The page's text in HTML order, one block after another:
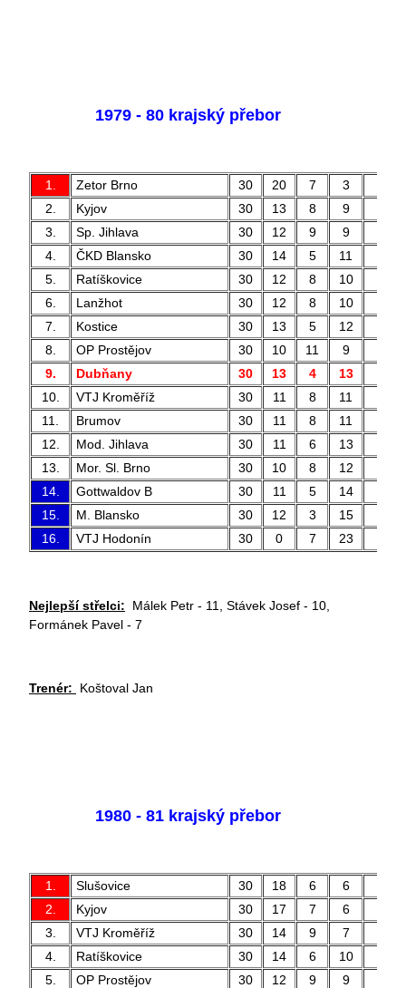
1979 - 80 krajský přebor
1. Zetor Brno 30 20 7 3
2.
Kyjov 30 13 8 9
3.
Sp. Jihlava 30 12 9 9
4.
ČKD Blansko 30 14 5 11
5.
Ratíškovice 30 12 8 10
6.
Lanžhot 30 12 8 10
7.
Kostice 30 13 5 12
8.
OP Prostějov 30 10 11 9
9.
Dubňany 30 13 4 13
10.
VTJ Kroměříž 30 11 8 11
11.
Brumov 30 11 8 11
12.
Mod. Jihlava 30 11 6 13
13.
Mor. Sl. Brno 30 10 8 12
14.
Gottwaldov B 30 11 5 14
15.
M. Blansko 30 12 3 15
16.
VTJ Hodonín 30 0 7 23
Nejlepší střelci: Málek Petr - 11, Stávek Josef - 10,
Formánek Pavel - 7
Trenér: Koštoval Jan
1980 - 81 krajský přebor
1. Slušovice 30 18 6 6
2.
Kyjov 30 17 7 6
3.
VTJ Kroměříž 30 14 9 7
4.
Ratíškovice 30 14 6 10
5.
OP Prostějov 30 12 9 9